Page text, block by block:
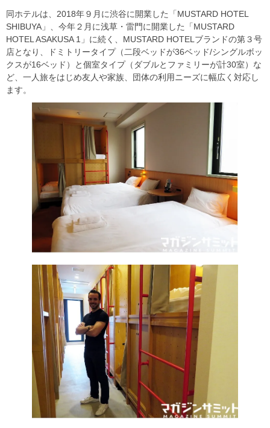
同ホテルは、2018年９月に渋谷に開業した「MUSTARD HOTEL
SHIBUYA」、今年２月に浅草・雷門に開業した「MUSTARD
HOTEL ASAKUSA 1」に続く、MUSTARD HOTELブランドの第３号
店となり、ドミトリータイプ（二段ベッドが36ベッド/シングルボッ
クスが16ベッド）と個室タイプ（ダブルとファミリーが計30室）な
ど、一人旅をはじめ友人や家族、団体の利用ニーズに幅広く対応し
ます。